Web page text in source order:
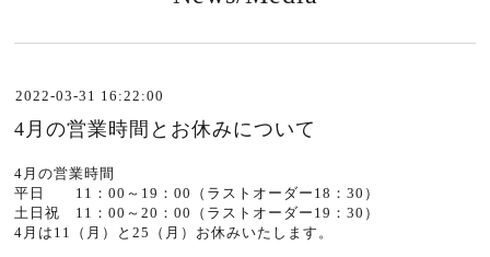
2022-03-31 16:22:00
4月の営業時間とお休みについて
4月の営業時間
平日 11：00～19：00（ラストオーダー18：30）
土日祝 11：00～20：00（ラストオーダー19：30）
4月は11（月）と25（月）お休みいたします。